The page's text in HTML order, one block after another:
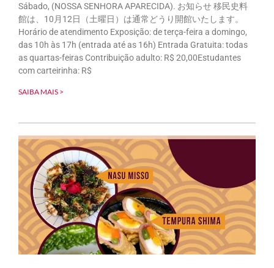
Sábado, (NOSSA SENHORA APARECIDA). お知らせ 移民史料
館は、10月12日（土曜日）は通常どうり開館いたします。
Horário de atendimento Exposição: de terça-feira a domingo,
das 10h às 17h (entrada até as 16h) Entrada Gratuita: todas
as quartas-feiras Contribuição adulto: R$ 20,00Estudantes
com carteirinha: R$
SAIBA MAIS >